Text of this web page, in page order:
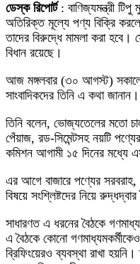
ডেস্ক রিপোর্ট: বাণিজ্যমন্ত্রী
অতিরিক্ত মূল্যে পণ্য বিক্রি
তাদের বিরুদ্ধে মামলা করা হবে।
বিধান রয়েছে।
আজ মঙ্গলবার (৩০ আগস্ট) সকালে
সাংবাদিকদের তিনি এ কথা জানান।
তিনি বলেন, ভোজ্যতেলের মতো
পেঁয়াজ, রড-সিমেন্টসহ নয়টি
কমিশন আগামী ১৫ দিনের মধ্যে
এর আগে বাজারে পণ্যের
বিষয়ে সংশ্লিষ্টদের নিয়ে
সাধারণত এ ধরনের বৈঠকে
এ বৈঠকে কোনো
ব্রিফিংয়েরও ব্যবস্থা রাখা